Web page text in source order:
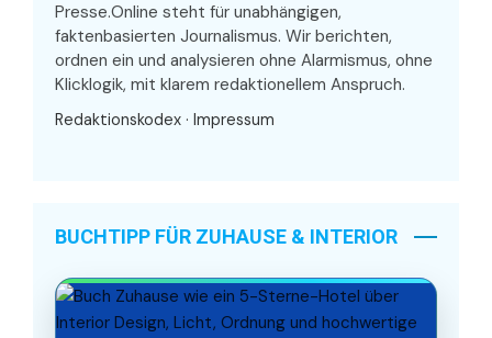
Presse.Online steht für unabhängigen,
faktenbasierten Journalismus. Wir berichten,
ordnen ein und analysieren ohne Alarmismus, ohne
Klicklogik, mit klarem redaktionellem Anspruch.
Redaktionskodex · Impressum
BUCHTIPP FÜR ZUHAUSE & INTERIOR